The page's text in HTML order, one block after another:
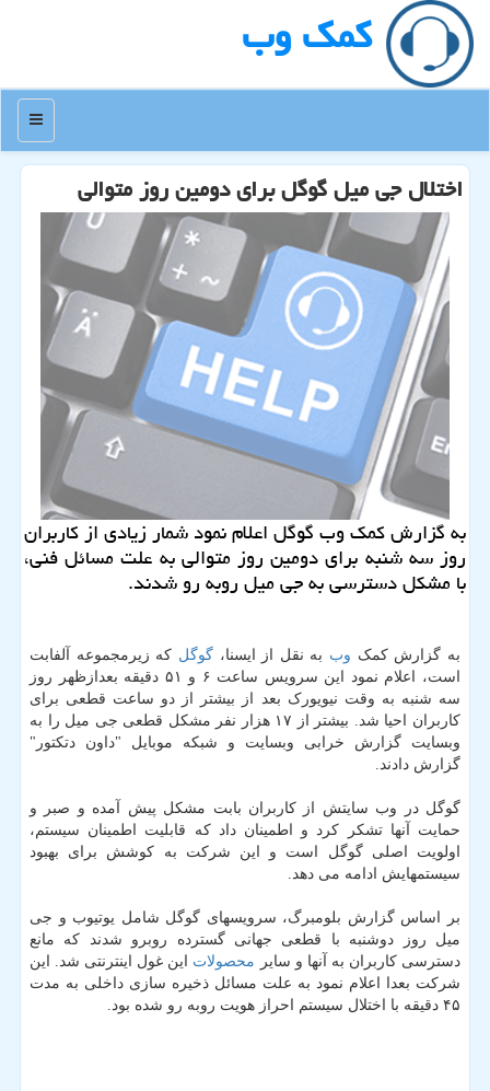
كمك وب
منو
اختلال جی میل گوگل برای دومین روز متوالی
به گزارش کمک وب گوگل اعلام نمود شمار زیادی از کاربران
روز سه شنبه برای دومین روز متوالی به علت مسائل فنی،
با مشکل دسترسی به جی میل روبه رو شدند.
به گزارش کمک وب به نقل از ایسنا،گوگل که زیرمجموعه آلفابت
است، اعلام نمود این سرویس ساعت ۶ و ۵۱ دقیقه بعدازظهر روز
سه شنبه به وقت نیویورک بعد از بیشتر از دو ساعت قطعی برای
کاربران احیا شد. بیشتر از ۱۷ هزار نفر مشکل قطعی جی میل را به
وبسایت گزارش خرابی وبسایت و شبکه موبایل "داون دتکتور"
گزارش دادند.
گوگل در وب سایتش از کاربران بابت مشکل پیش آمده و صبر و
حمایت آنها تشکر کرد و اطمینان داد که قابلیت اطمینان سیستم،
اولویت اصلی گوگل است و این شرکت به کوشش برای بهبود
سیستمهایش ادامه می دهد.
بر اساس گزارش بلومبرگ، سرویسهای گوگل شامل یوتیوب و جی
میل روز دوشنبه با قطعی جهانی گسترده روبرو شدند که مانع
دسترسی کاربران به آنها و سایر محصولات این غول اینترنتی شد. این
شرکت بعدا اعلام نمود به علت مسائل ذخیره سازی داخلی به مدت
۴۵ دقیقه با اختلال سیستم احراز هویت روبه رو شده بود.